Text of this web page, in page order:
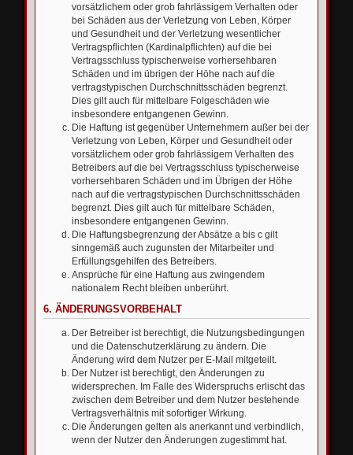
vorsätzlichem oder grob fahrlässigem Verhalten oder
bei Schäden aus der Verletzung von Leben, Körper
und Gesundheit und der Verletzung wesentlicher
Vertragspflichten (Kardinalpflichten) auf die bei
Vertragsschluss typischerweise vorhersehbaren
Schäden und im übrigen der Höhe nach auf die
vertragstypischen Durchschnittsschäden begrenzt.
Dies gilt auch für mittelbare Folgeschäden wie
insbesondere entgangenen Gewinn.
Die Haftung ist gegenüber Unternehmern außer bei der
Verletzung von Leben, Körper und Gesundheit oder
vorsätzlichem oder grob fahrlässigem Verhalten des
Betreibers auf die bei Vertragsschluss typischerweise
vorhersehbaren Schäden und im Übrigen der Höhe
nach auf die vertragstypischen Durchschnittsschäden
begrenzt. Dies gilt auch für mittelbare Schäden,
insbesondere entgangenen Gewinn.
Die Haftungsbegrenzung der Absätze a bis c gilt
sinngemäß auch zugunsten der Mitarbeiter und
Erfüllungsgehilfen des Betreibers.
Ansprüche für eine Haftung aus zwingendem
nationalem Recht bleiben unberührt.
6. ÄNDERUNGSVORBEHALT
Der Betreiber ist berechtigt, die Nutzungsbedingungen
und die Datenschutzerklärung zu ändern. Die
Änderung wird dem Nutzer per E-Mail mitgeteilt.
Der Nutzer ist berechtigt, den Änderungen zu
widersprechen. Im Falle des Widerspruchs erlischt das
zwischen dem Betreiber und dem Nutzer bestehende
Vertragsverhältnis mit sofortiger Wirkung.
Die Änderungen gelten als anerkannt und verbindlich,
wenn der Nutzer den Änderungen zugestimmt hat.